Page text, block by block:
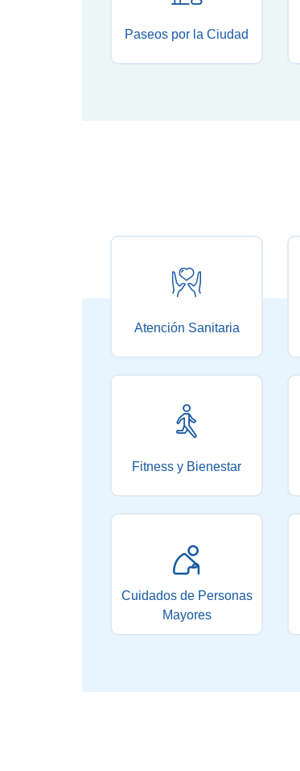
Paseos por la Ciudad
Atención Sanitaria
Fitness y Bienestar
Cuidados de Personas
Mayores